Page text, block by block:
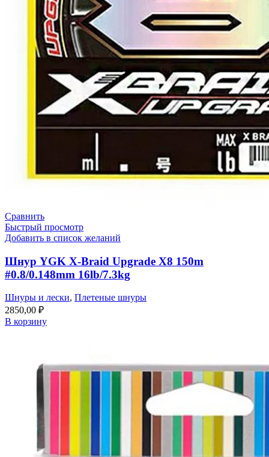
Сравнить
Быстрый просмотр
Добавить в список желаний
Шнур YGK X-Braid Upgrade X8 150m
#0.8/0.148mm 16lb/7.3kg
Шнуры и лески, Плетеные шнуры
2850,00 ₽
В корзину